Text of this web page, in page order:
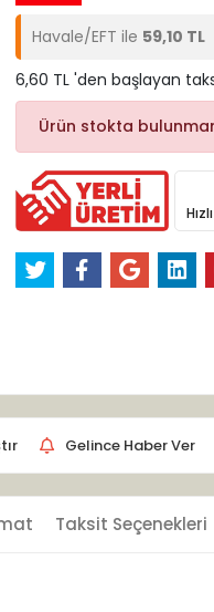
Havale/EFT ile 59,10 TL
6,60 TL 'den başlayan
Ürün stokta
Gelince Haber Ver
Taksit Seçenekleri